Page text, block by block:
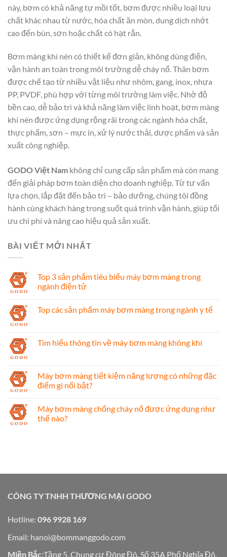
này, bơm có khả năng tự mồi tốt, bơm được nhiều loại lưu
chất khác nhau từ nước, hóa chất ăn mòn, dung dịch nhớt
cao đến bùn, sơn hoặc chất có hạt rắn.
Bơm màng khí nén có thiết kế đơn giản, không dùng điện,
vận hành an toàn trong môi trường dễ cháy nổ. Thân bơm
được chế tạo từ nhiều vật liệu như nhôm, gang, inox, nhựa
PP, PVDF, phù hợp với từng môi trường làm việc. Nhờ độ
bền cao, dễ bảo trì và khả năng làm việc linh hoạt, bơm màng
khí nén được ứng dụng rộng rãi trong các ngành hóa chất,
thực phẩm, sơn – mực in, xử lý nước thải, dược phẩm và sản
xuất công nghiệp.
GODO Việt Nam không chỉ cung cấp sản phẩm mà còn mang
đến giải pháp bơm toàn diện cho doanh nghiệp. Từ tư vấn
lựa chọn, lắp đặt đến bảo trì – bảo dưỡng, chúng tôi đồng
hành cùng khách hàng trong suốt quá trình vận hành, giúp tối
ưu chi phí và nâng cao hiệu quả sản xuất.
BÀI VIẾT MỚI NHẤT
Top 3 sản phẩm tiêu biểu máy bơm màng trong
ngành điện tử
Top các sản phẩm máy bơm màng trong ngành y tế
Tìm hiểu thông tin về máy bơm màng không khí
Máy bơm màng tiết kiệm năng lượng có những đặc
điểm gì nổi bật?
Máy bơm màng chống cháy nổ được ứng dụng như
thế nào?
CÔNG TY TNHH THƯƠNG MẠI GODO
Hotline: 096 9928 169
Email: hanoi@bommanggodo.com
Miền Bắc:Tầng 5, Chung cư Đông Đô, Số 35A Phố Nghĩa Đô,